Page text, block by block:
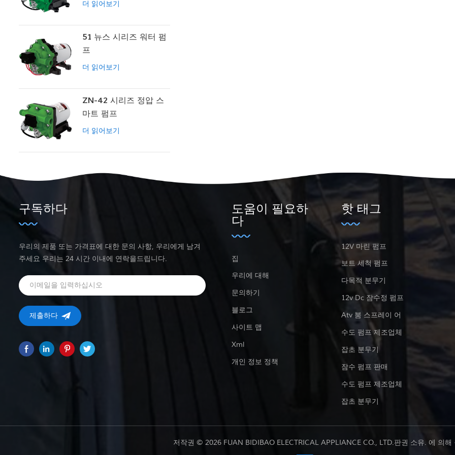
더 읽어보기
51 뉴스 시리즈 워터 펌
프
더 읽어보기
ZN-42 시리즈 정압 스
마트 펌프
더 읽어보기
구독하다
우리의 제품 또는 가격표에 대한 문의 사항, 우리에게 남겨
주세요 우리는 24 시간 이내에 연락을드립니다.
도움이 필요하
다
집
우리에 대해
문의하기
블로그
사이트 맵
Xml
개인 정보 정책
핫 태그
12V 마린 펌프
보트 세척 펌프
다목적 분무기
12v Dc 잠수정 펌프
Atv 붐 스프레이 어
수도 펌프 제조업체
잡초 분무기
잠수 펌프 판매
수도 펌프 제조업체
잡초 분무기
저작권 © 2026 FUAN BIDIBAO ELECTRICAL APPLIANCE CO., LTD.판권 소유. 에 의